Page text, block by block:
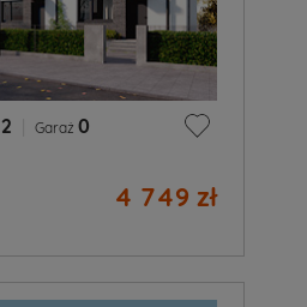
2 Garaż 0
4 749 zł